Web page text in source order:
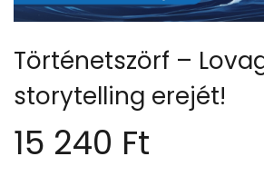
Történetszörf –
storytelling erejét!
15 240 Ft